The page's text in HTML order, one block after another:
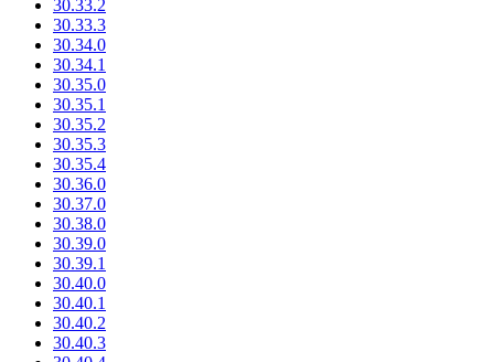
30.33.2
30.33.3
30.34.0
30.34.1
30.35.0
30.35.1
30.35.2
30.35.3
30.35.4
30.36.0
30.37.0
30.38.0
30.39.0
30.39.1
30.40.0
30.40.1
30.40.2
30.40.3